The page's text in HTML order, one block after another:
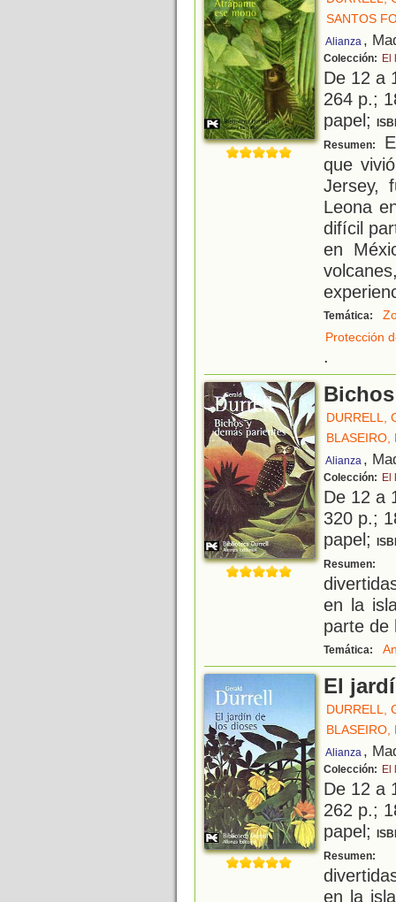
SANTOS
Alianza ,
Colección: El
De 12 a
264 p.;
papel;
Resumen:
que
Jersey,
Leona
difícil
en
Temática:
Protección
.
DURRELL,
BLASEIRO,
Alianza ,
Colección: El
De 12 a
320 p.;
papel;
Resumen:
en la
parte de
Temática:
El
DURRELL,
BLASEIRO,
Alianza ,
Colección: El
De 12 a
262 p.;
papel;
Resumen:
en la